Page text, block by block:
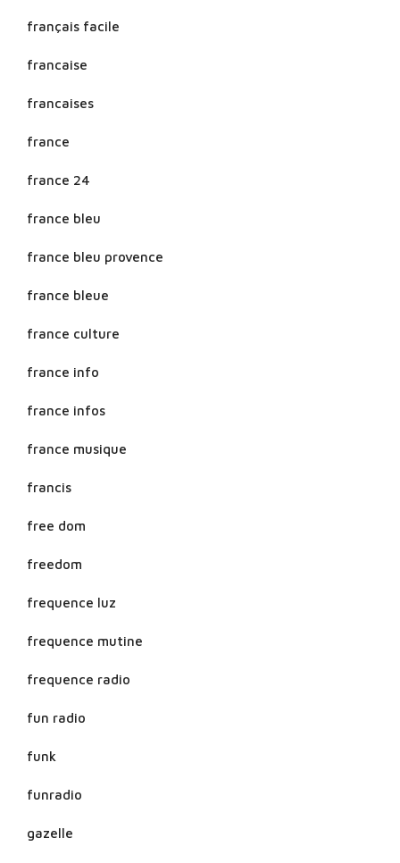
français facile
francaise
francaises
france
france 24
france bleu
france bleu provence
france bleue
france culture
france info
france infos
france musique
francis
free dom
freedom
frequence luz
frequence mutine
frequence radio
fun radio
funk
funradio
gazelle